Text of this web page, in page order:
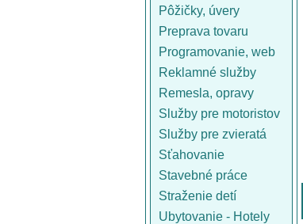
Pôžičky, úvery
Preprava tovaru
Programovanie, web
Reklamné služby
Remesla, opravy
Služby pre motoristov
Služby pre zvieratá
Sťahovanie
Stavebné práce
Straženie detí
Ubytovanie - Hotely